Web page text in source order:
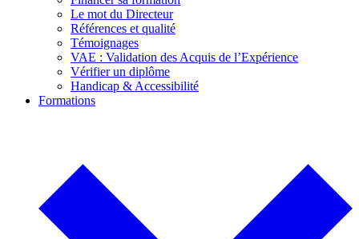
Le mot du Directeur
Références et qualité
Témoignages
VAE : Validation des Acquis de l’Expérience
Vérifier un diplôme
Handicap & Accessibilité
Formations